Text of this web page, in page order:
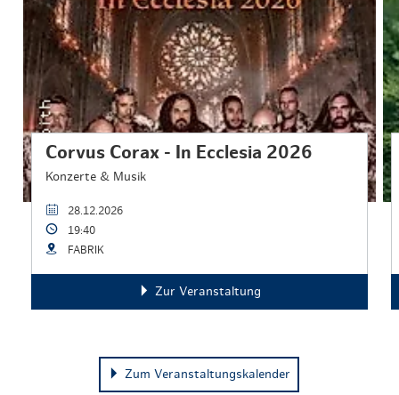
Corvus Corax - In Ecclesia 2026
Konzerte & Musik
28.12.2026
19:40
FABRIK
Zur Veranstaltung
Zum Veranstaltungskalender